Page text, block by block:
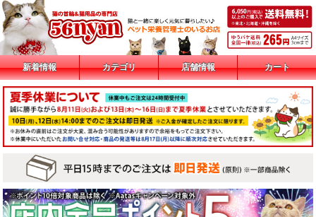
新着情報 カテゴリ 店舗情報 カート